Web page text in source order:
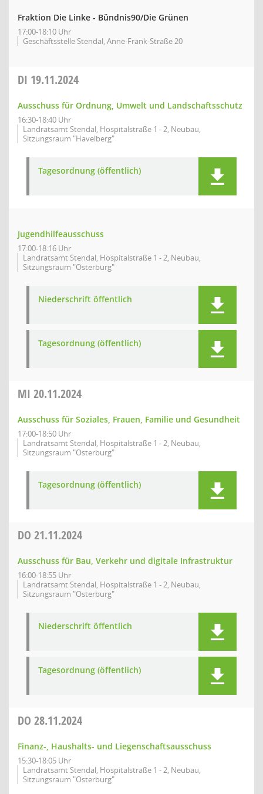
Fraktion Die Linke - Bündnis90/Die Grünen
17:00-18:10 Uhr
Geschäftsstelle Stendal, Anne-Frank-Straße 20
DI 19.11.2024
Ausschuss für Ordnung, Umwelt und Landschaftsschutz
16:30-18:40 Uhr
Landratsamt Stendal, Hospitalstraße 1 - 2, Neubau,
Sitzungsraum "Havelberg"
Tagesordnung (öffentlich)
Jugendhilfeausschuss
17:00-18:16 Uhr
Landratsamt Stendal, Hospitalstraße 1 - 2, Neubau,
Sitzungsraum "Osterburg"
Niederschrift öffentlich
Tagesordnung (öffentlich)
MI 20.11.2024
Ausschuss für Soziales, Frauen, Familie und Gesundheit
17:00-18:50 Uhr
Landratsamt Stendal, Hospitalstraße 1 - 2, Neubau,
Sitzungsraum "Osterburg"
Tagesordnung (öffentlich)
DO 21.11.2024
Ausschuss für Bau, Verkehr und digitale Infrastruktur
16:00-18:55 Uhr
Landratsamt Stendal, Hospitalstraße 1 - 2, Neubau,
Sitzungsraum "Osterburg"
Niederschrift öffentlich
Tagesordnung (öffentlich)
DO 28.11.2024
Finanz-, Haushalts- und Liegenschaftsausschuss
15:30-18:05 Uhr
Landratsamt Stendal, Hospitalstraße 1 - 2, Neubau,
Sitzungsraum "Osterburg"